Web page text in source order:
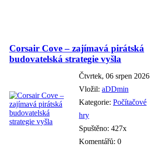
Corsair Cove – zajímavá pirátská
budovatelská strategie vyšla
Čtvrtek, 06 srpen 2026
Vložil: aDDmin
Kategorie: Počítačové
hry
Spuštěno: 427x
Komentářů: 0